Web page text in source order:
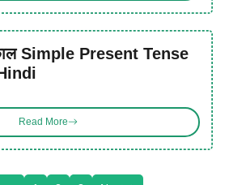
काल Simple Present Tense
Read More